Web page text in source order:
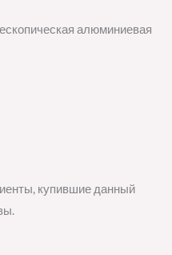
алюминиевая
купившие данный